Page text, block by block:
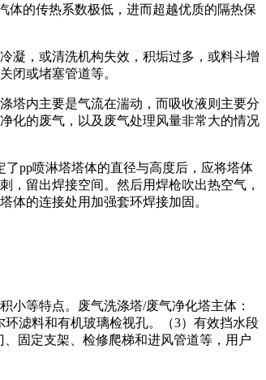
体的传热系数极低，进而超越优质的隔热保
，或清洗机构失效，积垢过多，或料斗增
闭或堵塞管道等。
塔内主要是气流在湍动，而吸收液则主要分
化的废气，以及废气处理风量非常大的情况
pp喷淋塔塔体的直径与高度后，应将塔体
，留出焊接空间。然后用焊枪吹出热空气，
体的连接处用加强套环焊接加固。
小等特点。废气洗涤塔/废气净化塔主体：
滤料和有机玻璃检视孔。（3）有效挡水段
固定支架、检修爬梯和进风管道等，用户